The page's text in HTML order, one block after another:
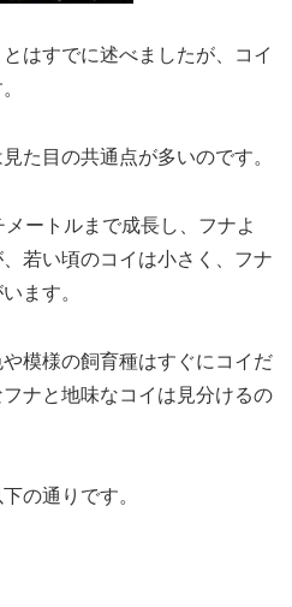
はすでに述べましたが、コイ
た目の共通点が多いのです。
ートルまで成長し、フナよ
若い頃のコイは小さく、フナ
ます。
模様の飼育種はすぐにコイだ
ナと地味なコイは見分けるの
の通りです。